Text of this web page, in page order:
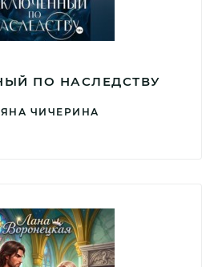
ПО НАСЛЕДСТВУ
ЧИЧЕРИНА